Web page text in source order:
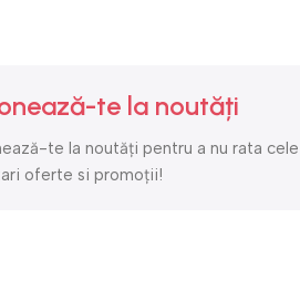
te la noutăți
te la noutăți pentru a nu rata cele
oferte si promoții!